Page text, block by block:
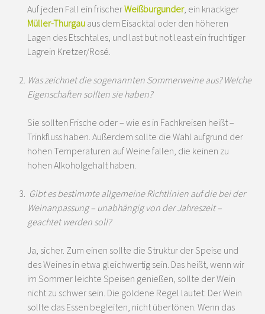
Auf jeden Fall ein frischerWeißburgunder, ein knackiger
Müller-Thurgauaus dem Eisacktal oder den höheren
Lagen des Etschtales, und last but not least ein fruchtiger
Lagrein Kretzer/Rosé.
Was zeichnet die sogenannten Sommerweine aus? Welche
Eigenschaften sollten sie haben?
Sie sollten Frische oder – wie es in Fachkreisen heißt –
Trinkfluss haben. Außerdem sollte die Wahl aufgrund der
hohen Temperaturen auf Weine fallen, die keinen zu
hohen Alkoholgehalt haben.
Gibt es bestimmte allgemeine Richtlinien auf die bei der
Weinanpassung – unabhängig von der Jahreszeit –
geachtet werden soll?
Ja, sicher. Zum einen sollte die Struktur der Speise und
des Weines in etwa gleichwertig sein. Das heißt, wenn wir
im Sommer leichte Speisen genießen, sollte der Wein
nicht zu schwer sein. Die goldene Regel lautet: Der Wein
sollte das Essen begleiten, nicht übertönen. Wenn das